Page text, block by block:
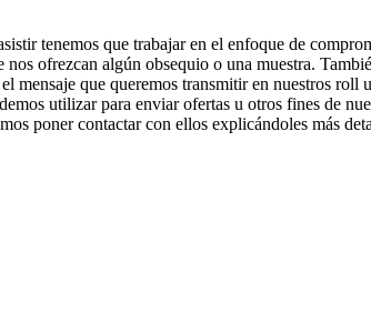
tenemos que trabajar en el enfoque de
ofrezcan algún obsequio o una muestra.
mensaje que queremos transmitir en nuestros
utilizar para enviar ofertas u otros fines de
poner contactar con ellos explicándoles más